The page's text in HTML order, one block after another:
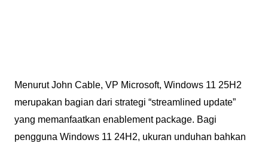
Menurut John Cable, VP Microsoft, Windows 11 25H2
merupakan bagian dari strategi “streamlined update”
yang memanfaatkan enablement package. Bagi
pengguna Windows 11 24H2, ukuran unduhan bahkan